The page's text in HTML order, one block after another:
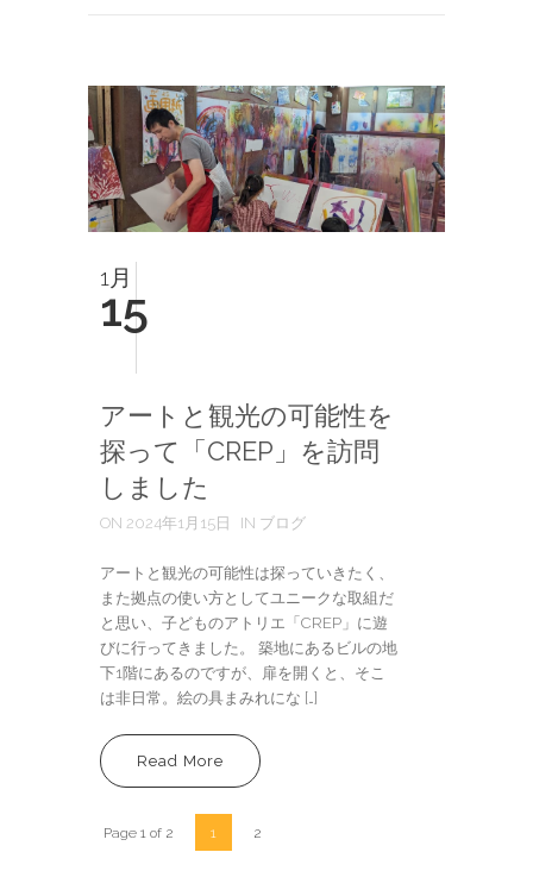
1月
15
アートと観光の可能性を
探って「CREP」を訪問
しました
ON 2024年1月15日 IN ブログ
アートと観光の可能性は探っていきたく、
また拠点の使い方としてユニークな取組だ
と思い、子どものアトリエ「CREP」に遊
びに行ってきました。 築地にあるビルの地
下1階にあるのですが、扉を開くと、そこ
は非日常。絵の具まみれにな […]
Read More
Page 1 of 2 1 2